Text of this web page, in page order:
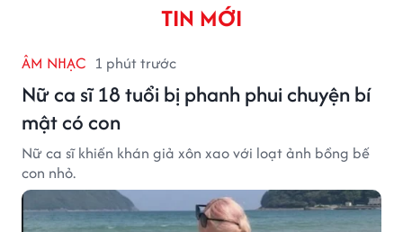
TIN MỚI
ÂM NHẠC 1 phút trước
Nữ ca sĩ 18 tuổi bị phanh phui chuyện bí
mật có con
Nữ ca sĩ khiến khán giả xôn xao với loạt ảnh bồng bế
con nhỏ.